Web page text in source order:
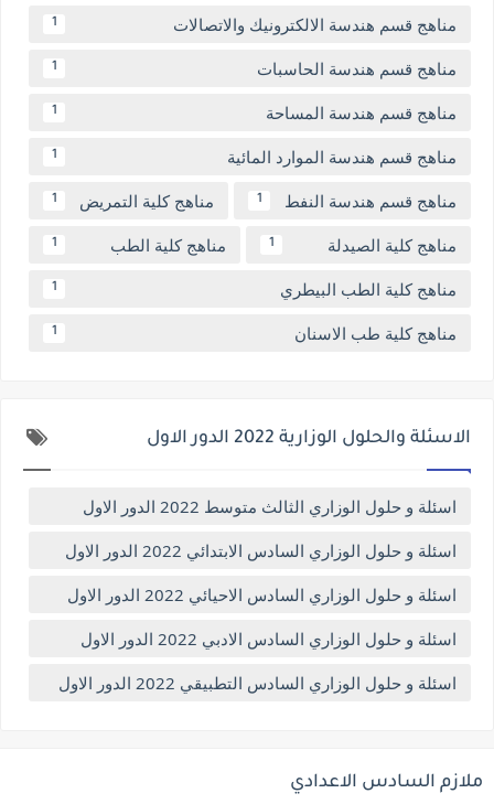
مناهج قسم هندسة الالكترونيك والاتصالات 1
مناهج قسم هندسة الحاسبات 1
مناهج قسم هندسة المساحة 1
مناهج قسم هندسة الموارد المائية 1
مناهج قسم هندسة النفط 1 مناهج كلية التمريض 1
مناهج كلية الصيدلة 1 مناهج كلية الطب 1
مناهج كلية الطب البيطري 1
مناهج كلية طب الاسنان 1
الاسئلة والحلول الوزارية 2022 الدور الاول
اسئلة و حلول الوزاري الثالث متوسط 2022 الدور الاول
اسئلة و حلول الوزاري السادس الابتدائي 2022 الدور الاول
اسئلة و حلول الوزاري السادس الاحيائي 2022 الدور الاول
اسئلة و حلول الوزاري السادس الادبي 2022 الدور الاول
اسئلة و حلول الوزاري السادس التطبيقي 2022 الدور الاول
ملازم السادس الاعدادي